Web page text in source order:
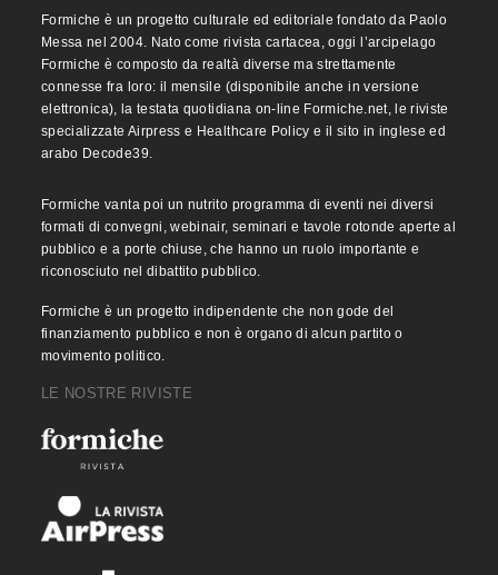
Formiche è un progetto culturale ed editoriale fondato da Paolo
Messa nel 2004. Nato come rivista cartacea, oggi l’arcipelago
Formiche è composto da realtà diverse ma strettamente
connesse fra loro: il mensile (disponibile anche in versione
elettronica), la testata quotidiana on-line Formiche.net, le riviste
specializzate Airpress e Healthcare Policy e il sito in inglese ed
arabo Decode39.
Formiche vanta poi un nutrito programma di eventi nei diversi
formati di convegni, webinair, seminari e tavole rotonde aperte al
pubblico e a porte chiuse, che hanno un ruolo importante e
riconosciuto nel dibattito pubblico.
Formiche è un progetto indipendente che non gode del
finanziamento pubblico e non è organo di alcun partito o
movimento politico.
LE NOSTRE RIVISTE